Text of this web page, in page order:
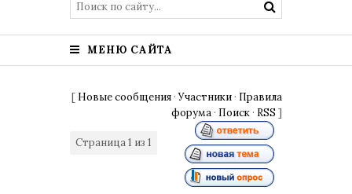
МЕНЮ САЙТА
[ Новые сообщения ·Участники · Правила
форума · Поиск · RSS ]
Страница1 из 1